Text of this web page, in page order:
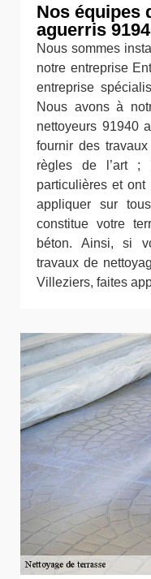
Nos équipes
aguerris
Nous sommes
notre entreprise
entreprise
Nous avons à
nettoyeurs 91940
fournir des
règles de l’art ;
particulières et
appliquer sur
constitue votre
béton. Ainsi, si
travaux de
Villeziers, faites